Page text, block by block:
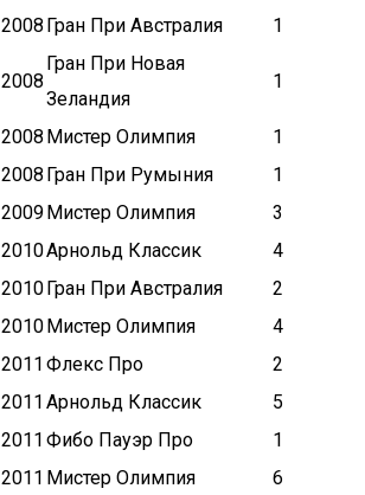
2008 Гран При Австралия 1
2008
Гран При Новая
Зеландия
1
2008 Мистер Олимпия
1
2008 Гран При Румыния
1
2009Мистер Олимпия
3
2010Арнольд Классик
4
2010Гран При Австралия
2
2010Мистер Олимпия
4
2011 Флекс Про
2
2011 Арнольд Классик
5
2011 Фибо Пауэр Про
1
2011 Мистер Олимпия
6